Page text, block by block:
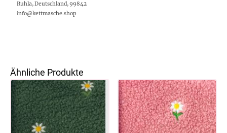
Ruhla, Deutschland, 99842
info@kettmasche.shop
Ähnliche Produkte